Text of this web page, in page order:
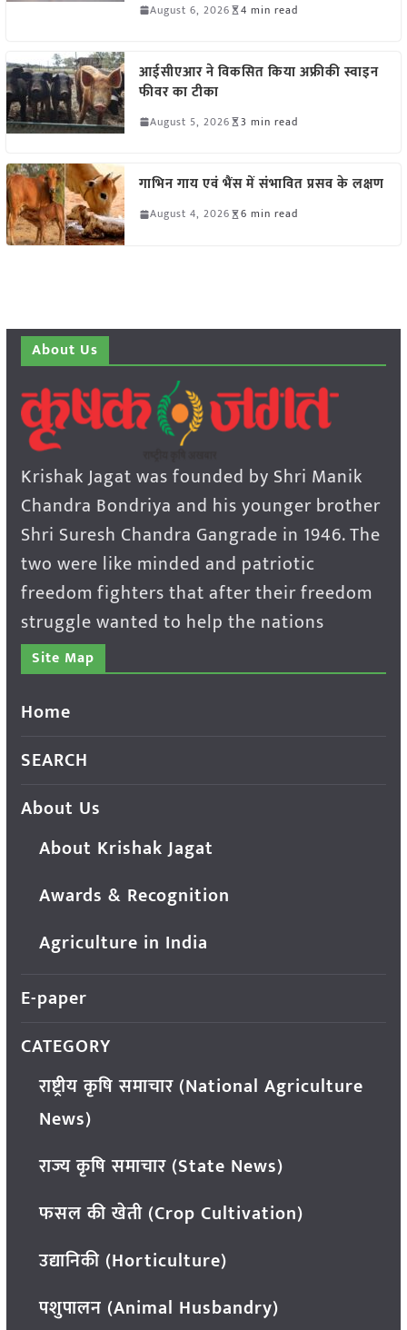
August 6, 2026 4 min read
आईसीएआर ने विकसित किया अफ्रीकी स्वाइन
फीवर का टीका
August 5, 2026 3 min read
गाभिन गाय एवं भैंस में संभावित प्रसव के लक्षण
August 4, 2026 6 min read
About Us
Krishak Jagat was founded by Shri Manik
Chandra Bondriya and his younger brother
Shri Suresh Chandra Gangrade in 1946. The
two were like minded and patriotic
freedom fighters that after their freedom
struggle wanted to help the nations
Site Map
Home
SEARCH
About Us
About Krishak Jagat
Awards & Recognition
Agriculture in India
E-paper
CATEGORY
राष्ट्रीय कृषि समाचार (National Agriculture
News)
राज्य कृषि समाचार (State News)
फसल की खेती (Crop Cultivation)
उद्यानिकी (Horticulture)
पशुपालन (Animal Husbandry)